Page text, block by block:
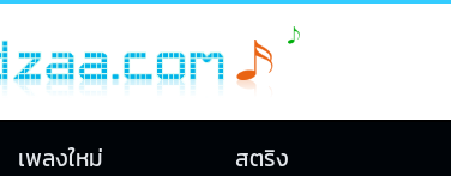
เพลงใหม่ สตริง